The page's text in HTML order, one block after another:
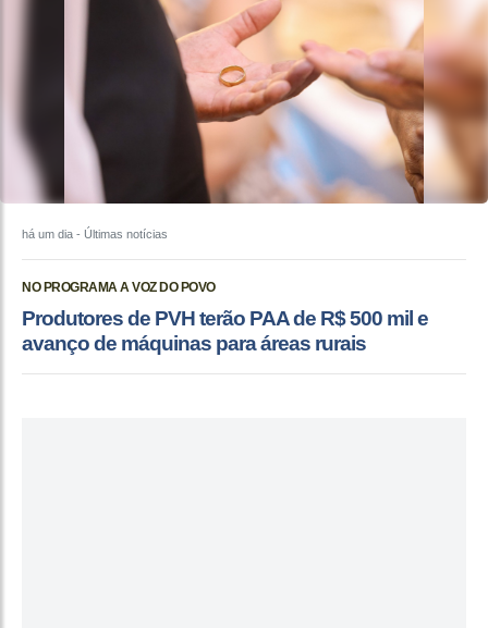
há um dia - Últimas notícias
NO PROGRAMA A VOZ DO POVO
Produtores de PVH terão PAA de R$ 500 mil e
avanço de máquinas para áreas rurais